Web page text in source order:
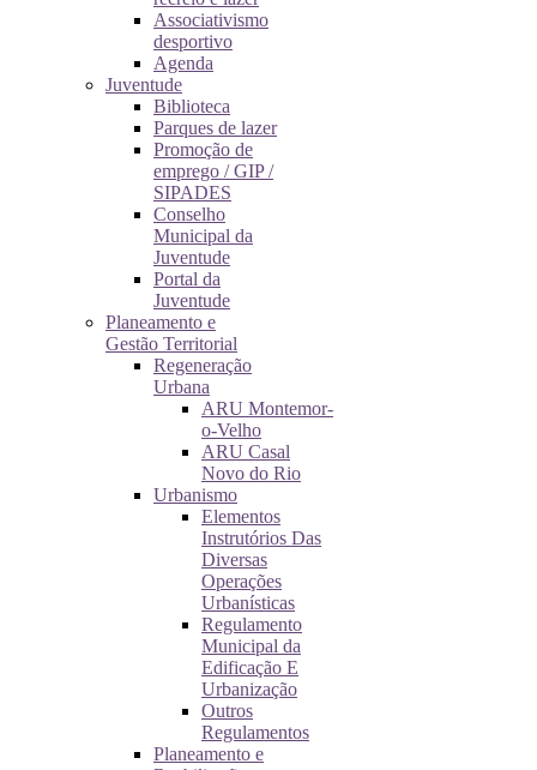
Associativismo
desportivo
Agenda
Juventude
Biblioteca
Parques de lazer
Promoção de
emprego / GIP /
SIPADES
Conselho
Municipal da
Juventude
Portal da
Juventude
Planeamento e
Gestão Territorial
Regeneração
Urbana
ARU Montemor-
o-Velho
ARU Casal
Novo do Rio
Urbanismo
Elementos
Instrutórios Das
Diversas
Operações
Urbanísticas
Regulamento
Municipal da
Edificação E
Urbanização
Outros
Regulamentos
Planeamento e